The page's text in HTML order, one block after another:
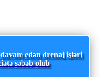
edən drenaj işləri
səbəb olub